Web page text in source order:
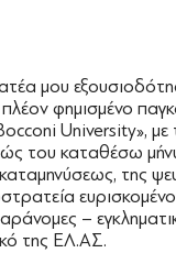
μου
φημισμένο
University», με
του καταθέσω
της
–
της ΕΛ.ΑΣ.